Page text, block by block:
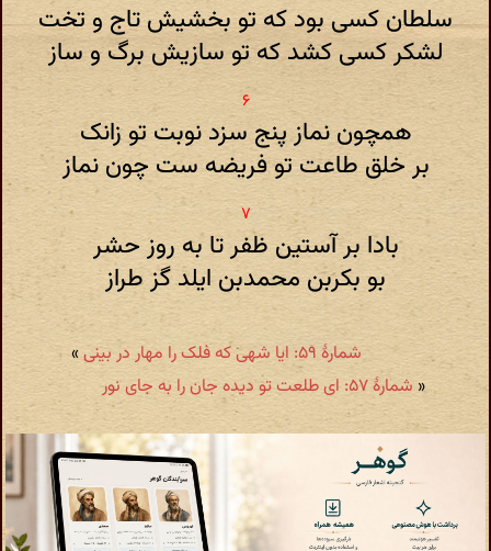
سلطان کسی بود که تو بخشیش تاج و تخت
لشکر کسی کشد که تو سازیش برگ و ساز
همچون نماز پنج سزد نوبت تو زانک
بر خلق طاعت تو فریضه ست چون نماز
بادا بر آستین ظفر تا به روز حشر
بو بکربن محمدبن ایلد گز طراز
شمارهٔ ۵۹: ایا شهی که فلک را مهار در بینی
»
« شمارهٔ ۵۷: ای طلعت تو دیده جان را به جای نور